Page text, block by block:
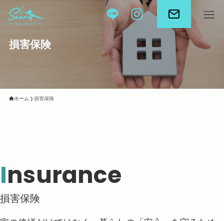
損害保険
ホーム 損害保険
Insurance
損害保険